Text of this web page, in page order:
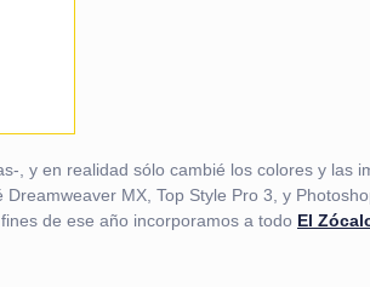
, y en realidad sólo cambié los colores y las
MX, Top Style Pro 3, y
de ese año incorporamos a todo El